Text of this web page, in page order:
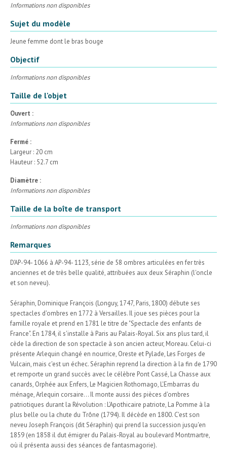
Informations non disponibles
Sujet du modèle
Jeune femme dont le bras bouge
Objectif
Informations non disponibles
Taille de l'objet
Ouvert :
Informations non disponibles
Fermé :
Largeur : 20 cm
Hauteur : 52.7 cm
Diamètre :
Informations non disponibles
Taille de la boîte de transport
Informations non disponibles
Remarques
D'AP-94- 1066 à AP-94- 1123, série de 58 ombres articulées en fer très
anciennes et de très belle qualité, attribuées aux deux Séraphin (l'oncle
et son neveu).
Séraphin, Dominique François (Longuy, 1747, Paris, 1800) débute ses
spectacles d'ombres en 1772 à Versailles. Il joue ses pièces pour la
famille royale et prend en 1781 le titre de "Spectacle des enfants de
France". En 1784, il s'installe à Paris au Palais-Royal. Six ans plus tard, il
cède la direction de son spectacle à son ancien acteur, Moreau. Celui-ci
présente Arlequin changé en nourrice, Oreste et Pylade, Les Forges de
Vulcain, mais c'est un échec. Séraphin reprend la direction à la fin de 1790
et remporte un grand succès avec le célèbre Pont Cassé, La Chasse aux
canards, Orphée aux Enfers, Le Magicien Rothomago, L'Embarras du
ménage, Arlequin corsaire... Il monte aussi des pièces d'ombres
patriotiques durant la Révolution : L'Apothicaire patriote, La Pomme à la
plus belle ou la chute du Trône (1794). Il décède en 1800. C'est son
neveu Joseph François (dit Séraphin) qui prend la succession jusqu'en
1859 (en 1858 il dut émigrer du Palais-Royal au boulevard Montmartre,
où il présenta aussi des séances de fantasmagorie).